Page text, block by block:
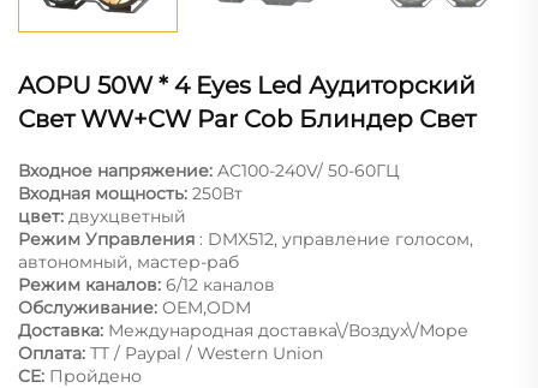
AOPU 50W * 4 Eyes Led Аудиторский
Свет WW+CW Par Cob Блиндер Свет
Входное напряжение: AC100-240V/ 50-60ГЦ
Входная мощность: 250Вт
цвет: двухцветный
Режим Управления : DMX512, управление голосом,
автономный, мастер-раб
Режим каналов: 6/12 каналов
Обслуживание: OEM,ODM
Доставка: Международная доставка\/Воздух\/Море
Оплата: ТТ / Paypal / Western Union
CE: Пройдено